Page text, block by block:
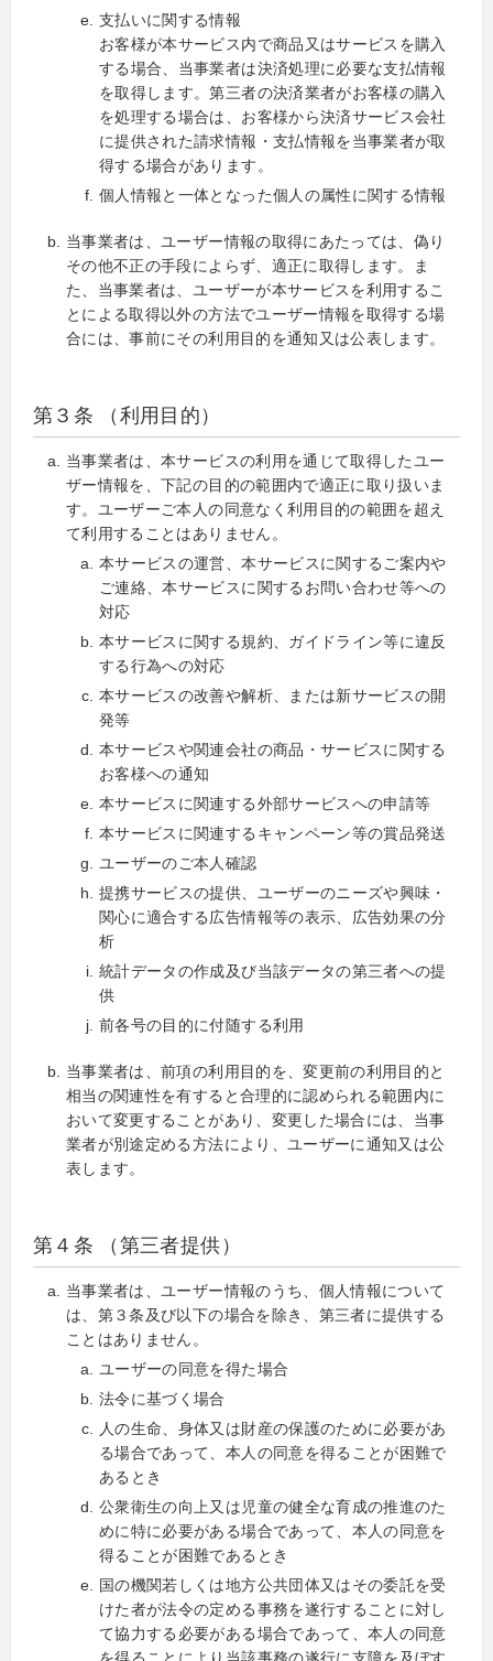
支払いに関する情報
お客様が本サービス内で商品又はサービスを購入
する場合、当事業者は決済処理に必要な支払情報
を取得します。第三者の決済業者がお客様の購入
を処理する場合は、お客様から決済サービス会社
に提供された請求情報・支払情報を当事業者が取
得する場合があります。
個人情報と一体となった個人の属性に関する情報
当事業者は、ユーザー情報の取得にあたっては、偽り
その他不正の手段によらず、適正に取得します。ま
た、当事業者は、ユーザーが本サービスを利用するこ
とによる取得以外の方法でユーザー情報を取得する場
合には、事前にその利用目的を通知又は公表します。
第３条 （利用目的）
当事業者は、本サービスの利用を通じて取得したユー
ザー情報を、下記の目的の範囲内で適正に取り扱いま
す。ユーザーご本人の同意なく利用目的の範囲を超え
て利用することはありません。
本サービスの運営、本サービスに関するご案内や
ご連絡、本サービスに関するお問い合わせ等への
対応
本サービスに関する規約、ガイドライン等に違反
する行為への対応
本サービスの改善や解析、または新サービスの開
発等
本サービスや関連会社の商品・サービスに関する
お客様への通知
本サービスに関連する外部サービスへの申請等
本サービスに関連するキャンペーン等の賞品発送
ユーザーのご本人確認
提携サービスの提供、ユーザーのニーズや興味・
関心に適合する広告情報等の表示、広告効果の分
析
統計データの作成及び当該データの第三者への提
供
前各号の目的に付随する利用
当事業者は、前項の利用目的を、変更前の利用目的と
相当の関連性を有すると合理的に認められる範囲内に
おいて変更することがあり、変更した場合には、当事
業者が別途定める方法により、ユーザーに通知又は公
表します。
第４条 （第三者提供）
当事業者は、ユーザー情報のうち、個人情報について
は、第３条及び以下の場合を除き、第三者に提供する
ことはありません。
ユーザーの同意を得た場合
法令に基づく場合
人の生命、身体又は財産の保護のために必要があ
る場合であって、本人の同意を得ることが困難で
あるとき
公衆衛生の向上又は児童の健全な育成の推進のた
めに特に必要がある場合であって、本人の同意を
得ることが困難であるとき
国の機関若しくは地方公共団体又はその委託を受
けた者が法令の定める事務を遂行することに対し
て協力する必要がある場合であって、本人の同意